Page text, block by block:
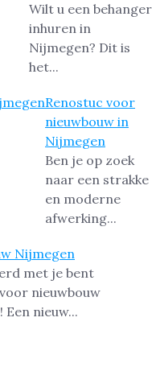
Wilt u een behanger
inhuren in
Nijmegen? Dit is
het...
Renostuc voor
nieuwbouw in
Nijmegen
Ben je op zoek
naar een strakke
en moderne
afwerking...
Nijmegen
met je bent
nieuwbouw
Een nieuw...